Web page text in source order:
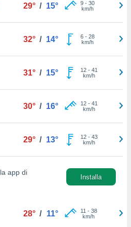
29° / 15° 9- 30
km/h
32° / 14° 6- 28
km/h
31° / 15° 12- 41
km/h
30° / 16° 12- 41
km/h
29° / 13° 12- 43
km/h
la app di
Installa
28° / 11° 11 - 38
km/h